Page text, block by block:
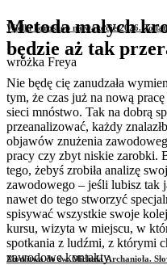
Wielki horoskop na wakacje 2026. To
wróżka Freya
Modlitwa do św. Michała Archanioła.
Metoda małych
będzie aż tak
Nie będę cię zanudzała
tym, że czas już na nową
sieci mnóstwo. Tak na dobrą
przeanalizować, każdy
objawów znużenia
pracy czy zbyt niskie zarobki.
tego, żebyś zrobiła analizę
zawodowego – jeśli lubisz tak
nawet do tego stworzyć
spisywać wszystkie swoje
kursu, wizyta w miejscu, w
spotkania z ludźmi, z którymi
zawodowe kontakty.